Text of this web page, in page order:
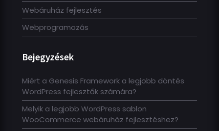
Webáruház fejlesztés
Webprogramozás
Bejegyzések
Miért a Genesis Framework a legjobb döntés
WordPress fejlesztők számára?
Melyik a legjobb WordPress sablon
WooCommerce webáruház fejlesztéshez?